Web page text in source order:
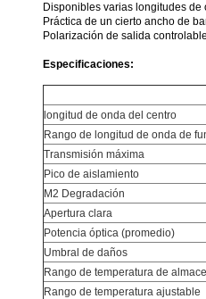
Disponibles varias longitudes de
Práctica de un cierto ancho de
Polarización de salida controlable
Especificaciones:
longitud de onda del centro
Rango de longitud de onda de
Transmisión máxima
Pico de aislamiento
M2 Degradación
Apertura clara
Potencia óptica (promedio)
Umbral de daños
Rango de temperatura de
Rango de temperatura ajustable